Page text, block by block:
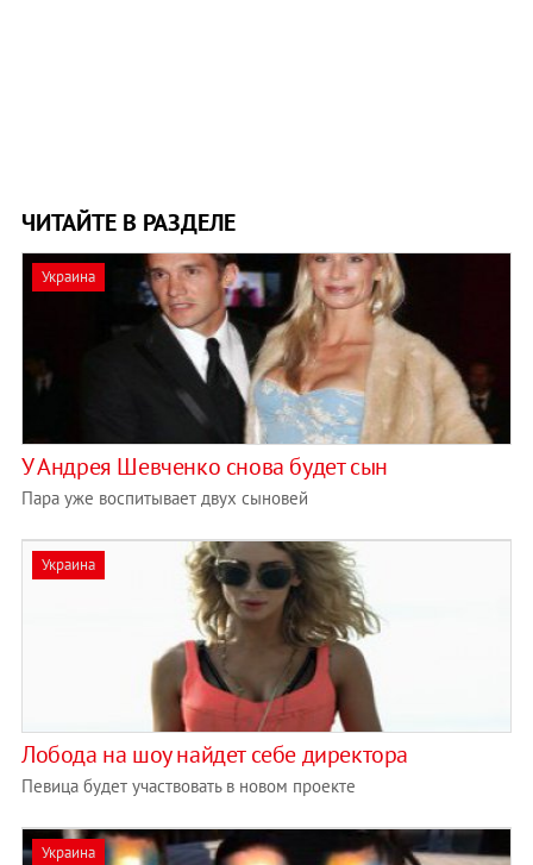
ЧИТАЙТЕ В РАЗДЕЛЕ
Украина
У Андрея Шевченко снова будет сын
Пара уже воспитывает двух сыновей
Украина
Лобода на шоу найдет себе директора
Певица будет участвовать в новом проекте
Украина